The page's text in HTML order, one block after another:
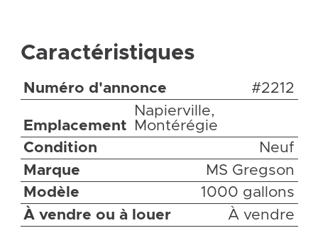
Caractéristiques
Numéro d'annonce #2212
Emplacement
Napierville,
Montérégie
Condition
Neuf
Marque
MS Gregson
Modèle
1000 gallons
À vendre ou à louer
À vendre